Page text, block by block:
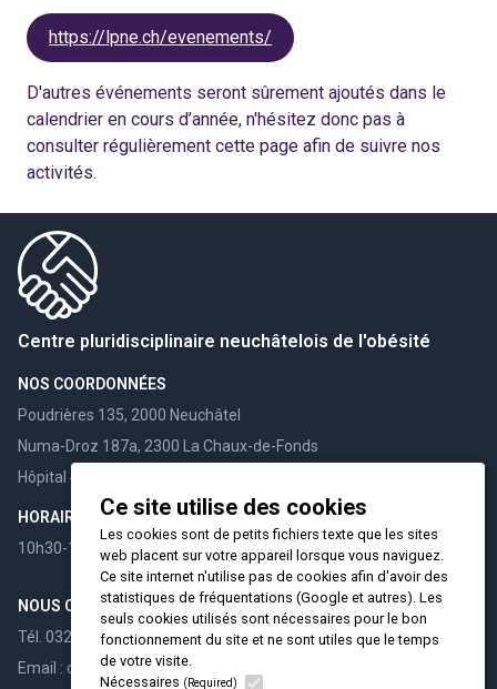
Ce site utilise des cookies
Les cookies sont de petits fichiers texte que les sites
web placent sur votre appareil lorsque vous naviguez.
Ce site internet n'utilise pas de cookies afin d'avoir des
statistiques de fréquentations (Google et autres). Les
seuls cookies utilisés sont nécessaires pour le bon
fonctionnement du site et ne sont utiles que le temps
de votre visite.
Nécessaires (Required)
https://lpne.ch/evenements/
D'autres événements seront sûrement ajoutés dans le
calendrier en cours d’année, n'hésitez donc pas à
consulter régulièrement cette page afin de suivre nos
activités.
Centre pluridisciplinaire neuchâtelois de l'obésité
NOS COORDONNÉES
Poudrières 135, 2000 Neuchâtel
Numa-Droz 187a, 2300 La Chaux-de-Fonds
Hôpital 4, 2108 Couvet
HORAIRES
10h30-12h00 / 15h30-17h00
NOUS CONTACTER
Tél. 032 732 98 60
Email : cpno@hin.ch